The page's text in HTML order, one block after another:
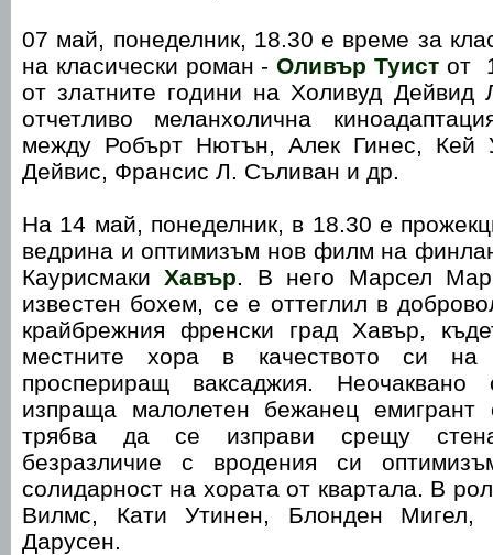
07 май, понеделник, 18.30 е време за
на класически роман -Оливър Туист от
от златните години на Холивуд Дейвид
отчетливо меланхолична
между Робърт Нютън, Алек Гинес,
Дейвис, Франсис Л. Съливан и др.
На 14 май, понеделник, в 18.30 е
ведрина и оптимизъм нов филм на
КаурисмакиХавър . В него Марсел
известен бохем, се е оттеглил в
крайбрежния френски град Хавър,
местните хора в качеството си
проспериращ ваксаджия.
изпраща малолетен бежанец
трябва да се изправи срещу
безразличие с вродения си
солидарност на хората от квартала. В
Вилмс, Кати Утинен, Блонден
Дарусен.